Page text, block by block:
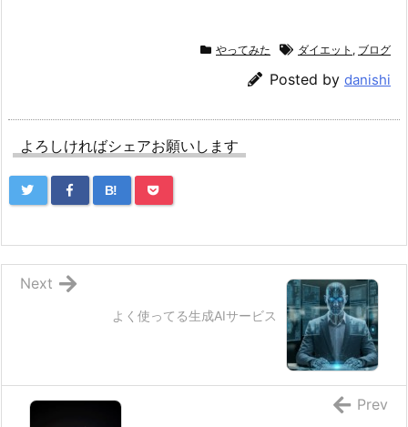
やってみた ダイエット , ブログ
Posted by danishi
よろしければシェアお願いします
B!
よく使ってる生成AIサービス
Next
Prev